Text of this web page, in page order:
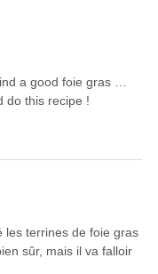
a good foie gras …
do this recipe !
les terrines de foie gras
sûr, mais il va falloir